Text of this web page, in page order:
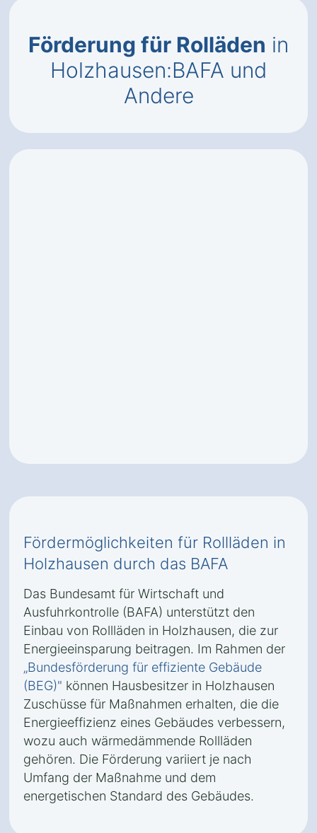
Förderung für Rolläden in
Holzhausen:BAFA und
Andere
Fördermöglichkeiten für Rollläden in
Holzhausen durch das BAFA
Das Bundesamt für Wirtschaft und
Ausfuhrkontrolle (BAFA) unterstützt den
Einbau von Rollläden in Holzhausen, die zur
Energieeinsparung beitragen. Im Rahmen der
„Bundesförderung für effiziente Gebäude
(BEG)" können Hausbesitzer in Holzhausen
Zuschüsse für Maßnahmen erhalten, die die
Energieeffizienz eines Gebäudes verbessern,
wozu auch wärmedämmende Rollläden
gehören. Die Förderung variiert je nach
Umfang der Maßnahme und dem
energetischen Standard des Gebäudes.